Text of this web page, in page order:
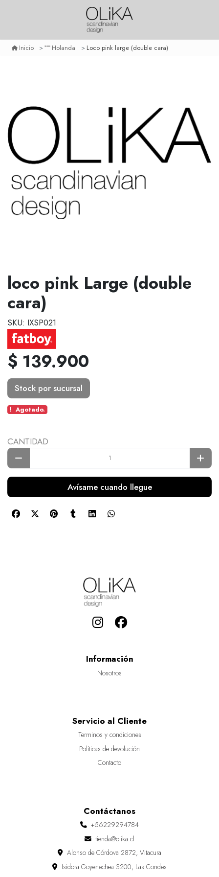
Inicio Holanda Loco pink large (double cara)
loco pink Large (double
cara)
SKU: IXSP021
$ 139.900
Stock por sucursal
Agotado.
CANTIDAD
Avísame cuando llegue
Información
Nosotros
Servicio al Cliente
Terminos y condiciones
Políticas de devolución
Contacto
Contáctanos
+56229294784
tienda@olika.cl
Alonso de Córdova 2872, Vitacura
Isidora Goyenechea 3200, Las Condes